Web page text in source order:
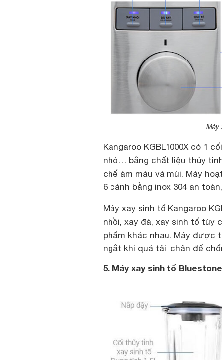
Máy
Kangaroo KGBL1000X có 1
nhỏ… bằng chất liệu thủy
chế ám màu và mùi. Máy
6 cánh bằng inox 304 an
Máy xay sinh tố Kangaroo
nhồi, xay đá, xay sinh tố tùy
phẩm khác nhau. Máy được
ngắt khi quá tải, chân đế
5. Máy xay sinh tố